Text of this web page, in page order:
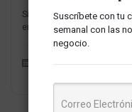
Si está buscando
en Twitter para aprovechar
Suscríbete con tu
semanal con las
negocio.